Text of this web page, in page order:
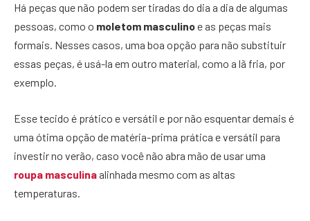
Há peças que não podem ser tiradas do dia a dia de algumas
pessoas, como o moletom masculinoe as peças mais
formais. Nesses casos, uma boa opção para não substituir
essas peças, é usá-la em outro material, como a lã fria, por
exemplo.
Esse tecido é prático e versátil e por não esquentar demais é
uma ótima opção de matéria-prima prática e versátil para
investir no verão, caso você não abra mão de usar uma
roupa masculina alinhada mesmo com as altas
temperaturas.